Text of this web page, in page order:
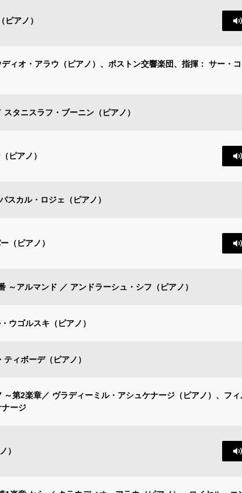
アノ）
ィオ・アラウ（ピアノ）、ボストン交響楽団、指揮： サー・
タニスラフ・ブーニン（ピアノ）
ピアノ）
スカル・ロジェ（ピアノ）
（ピアノ）
アルマンド ／ アンドラーシュ・シフ（ピアノ）
ウゴルスキ（ピアノ）
ィボーデ（ピアノ）
第2楽章／ ヴラディーミル・アシュケナージ（ピアノ）、フ
ージ
）